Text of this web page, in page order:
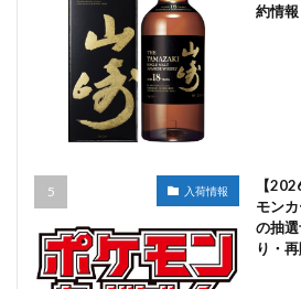
約情
入荷情報
【
モン
の抽
り・